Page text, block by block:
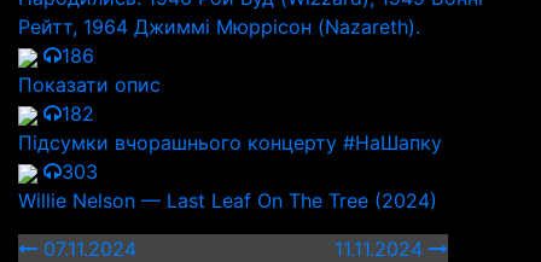
Рейтт, 1964 Джиммі Мюррісон (Nazareth).
186
Показати опис
182
Підсумки вчорашнього концерту #НаШапку
303
Willie Nelson — Last Leaf On The Tree (2024)
07.11.2024
11.11.2024